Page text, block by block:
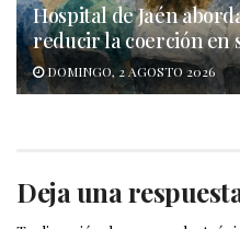
Hospital de Jaén
reducir la coerción en
DOMINGO, 2 AGOSTO 2026
Deja una